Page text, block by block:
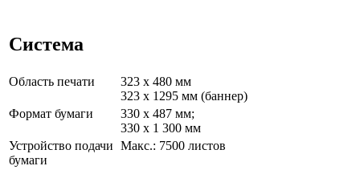
Система
Область печати
323 x 480 мм
323 x 1295 мм (баннер)
Формат бумаги
330 x 487 мм;
330 x 1 300 мм
Устройство подачи
бумаги
Макс.: 7500 листов